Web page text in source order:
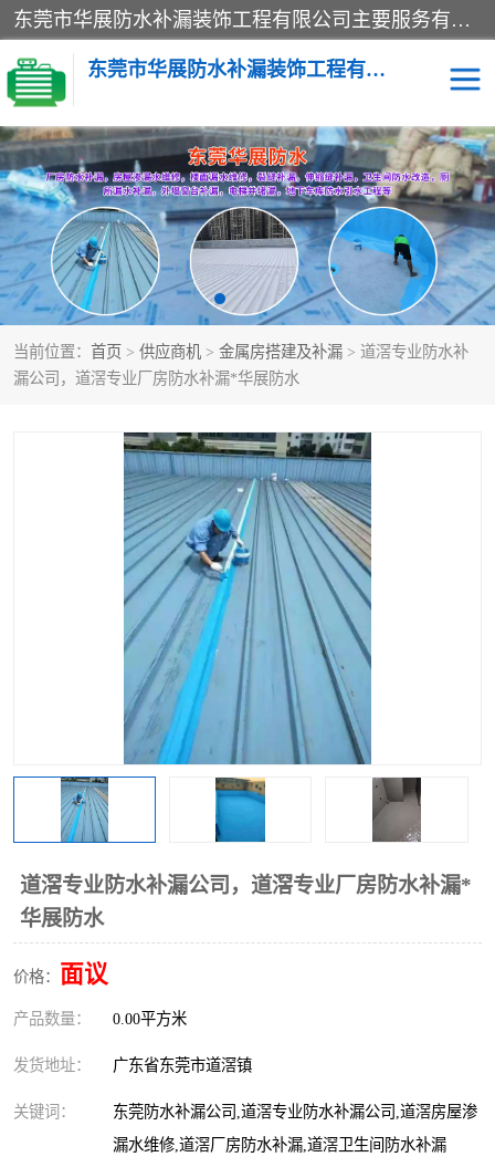
东莞市华展防水补漏装饰工程有限公司主要服务有：东莞防水补漏，东莞厂房防水补漏，东莞房屋渗漏水维修，楼面漏水维修，裂缝补漏，伸缩缝补漏，卫生间防水改造，厕所漏水补漏，外墙窗台补漏，电梯井堵漏，地下车库防水引水工程等
东莞市华展防水补漏装饰工程有限公司
当前位置： 首页 > 供应商机 > 金属房搭建及补漏 > 道滘专业防水补
漏公司，道滘专业厂房防水补漏*华展防水
道滘专业防水补漏公司，道滘专业厂房防水补漏*
华展防水
价格： 面议
产品数量： 0.00平方米
发货地址： 广东省东莞市道滘镇
关键词：
东莞防水补漏公司,道滘专业防水补漏公司,道滘房屋渗
漏水维修,道滘厂房防水补漏,道滘卫生间防水补漏
楼面防水补漏 外墙防水补漏
阳台卫生间防水补漏 地下室防水补漏
金属房搭建及补漏